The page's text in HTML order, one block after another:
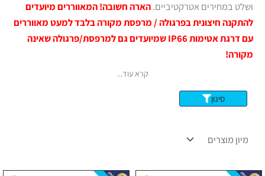
ושלט במחירים אטרקטיביים.הארה חשובה! המאווררים מיועדים
להתקנה חיצונית בפרגולה / מרפסת מקורה בלבד למעט מאווררים
עם דרגת אטימות IP66 שמיועדים גם למרפסת/פרגולה שאינה
מקורה!
קרא עוד...
סינון